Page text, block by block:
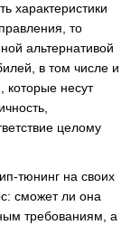
характеристики
то
альтернативой
в том числе и
которые несут
целому
тюнинг на своих
сможет ли она
требованиям, а